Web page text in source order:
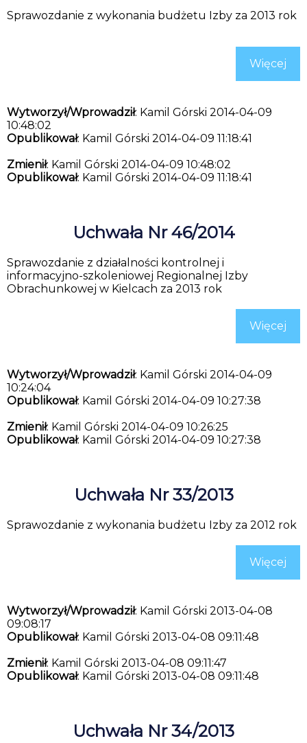
Sprawozdanie z wykonania budżetu Izby za 2013 rok
Więcej
Wytworzył/Wprowadził: Kamil Górski 2014-04-09
10:48:02
Opublikował: Kamil Górski 2014-04-09 11:18:41
Zmienił: Kamil Górski 2014-04-09 10:48:02
Opublikował: Kamil Górski 2014-04-09 11:18:41
Uchwała Nr 46/2014
Sprawozdanie z działalności kontrolnej i
informacyjno-szkoleniowej Regionalnej Izby
Obrachunkowej w Kielcach za 2013 rok
Więcej
Wytworzył/Wprowadził: Kamil Górski 2014-04-09
10:24:04
Opublikował: Kamil Górski 2014-04-09 10:27:38
Zmienił: Kamil Górski 2014-04-09 10:26:25
Opublikował: Kamil Górski 2014-04-09 10:27:38
Uchwała Nr 33/2013
Sprawozdanie z wykonania budżetu Izby za 2012 rok
Więcej
Wytworzył/Wprowadził: Kamil Górski 2013-04-08
09:08:17
Opublikował: Kamil Górski 2013-04-08 09:11:48
Zmienił: Kamil Górski 2013-04-08 09:11:47
Opublikował: Kamil Górski 2013-04-08 09:11:48
Uchwała Nr 34/2013